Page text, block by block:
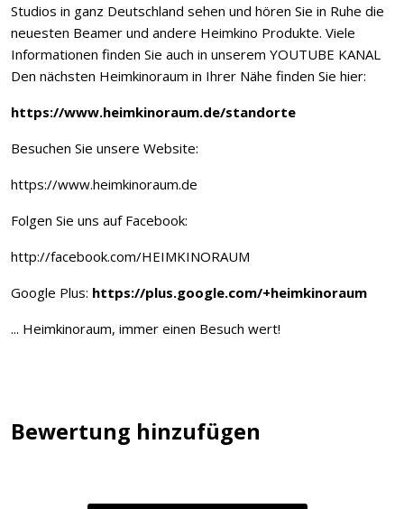
Studios in ganz Deutschland sehen und hören Sie in Ruhe die
neuesten Beamer und andere Heimkino Produkte. Viele
Informationen finden Sie auch in unserem YOUTUBE KANAL
Den nächsten Heimkinoraum in Ihrer Nähe finden Sie hier:
https://www.heimkinoraum.de/standorte
Besuchen Sie unsere Website:
https://www.heimkinoraum.de
Folgen Sie uns auf Facebook:
http://facebook.com/HEIMKINORAUM
Google Plus: https://plus.google.com/+heimkinoraum
... Heimkinoraum, immer einen Besuch wert!
Bewertung hinzufügen